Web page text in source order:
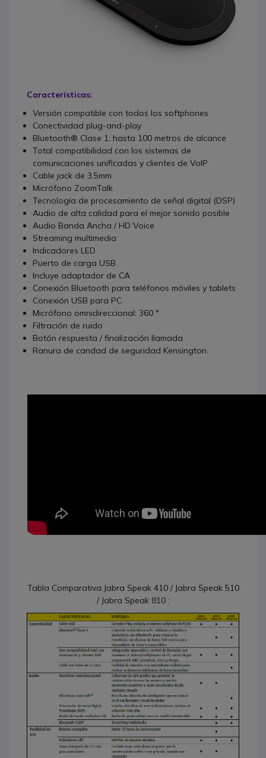
Características:
Versión compatible con todos los softphones
Conectividad plug-and-play
Bluetooth® Clase 1: hasta 100 metros de alcance
Total compatibilidad con los sistemas de
comunicaciones unificadas y clientes de VoIP
Cable jack de 3.5mm
Micrófono ZoomTalk
Tecnología de procesamiento de señal digital (DSP)
Audio de alta calidad para el mejor sonido posible
Audio Banda Ancha / HD Voice
Streaming multimedia
Indicadores LED
Puerto de carga USB
Incluye adaptador de CA
Conexión Bluetooth para teléfonos móviles y tablets
Conexión USB para PC
Micrófono omnidireccional: 360 °
Filtración de ruido
Botón respuesta / finalización llamada
Ranura de candad de seguridad Kensington.
Tabla Comparativa Jabra Speak 410 / Jabra Speak 510
/ Jabra Speak 810 :